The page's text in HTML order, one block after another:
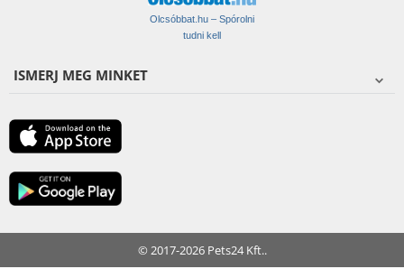
Olcsóbbat.hu – Spórolni
tudni kell
ISMERJ MEG MINKET
© 2017-2026 Pets24 Kft..